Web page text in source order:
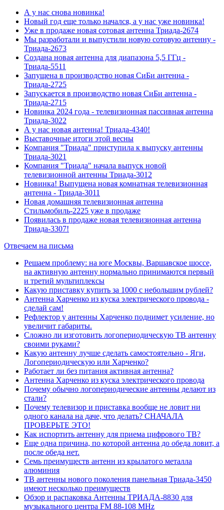
А у нас снова новинка!
Новый год еще только начался, а у нас уже новинка!
Уже в продаже новая сотовая антенна Триада-2674
Мы разработали и выпустили новую сотовую антенну -
Триада-2673
Создана новая антенна для диапазона 5,5 ГГц -
Триада-5511
Запущена в производство новая СиБи антенна -
Триада-2725
Запускается в производство новая СиБи антенна -
Триада-2715
Новинка 2024 года - телевизионная пассивная антенна
Триада-3022
А у нас новая антенна! Триада-4340!
Выставочные итоги этой весны
Компания "Триада" приступила к выпуску антенны
Триада-3021
Компания "Триада" начала выпуск новой
телевизионной антенны Триада-3012
Новинка! Выпущена новая комнатная телевизионная
антенна - Триада-3011
Новая домашняя телевизионная антенна
Стильмобиль-2225 уже в продаже
Появилась в продаже новая телевизионная антенна
Триада-3307!
Отвечаем на письма
Решаем проблему: на юге Москвы, Варшавское шоссе,
на активную антенну нормально принимаются первый
и третий мультиплексы
Какую приставку купить за 1000 с небольшим рублей?
Антенна Харченко из куска электрического провода -
сделай сам!
Рефлектор у антенны Харченко поднимет усиление, но
увеличит габариты.
Сложно ли изготовить логопериодическую ТВ антенну
своими руками?
Какую антенну лучше сделать самостоятельно - Яги,
Логопериодическую или Харченко?
Работает ли без питания активная антенна?
Антенна Харченко из куска электрического провода
Почему обычно логопериодические антенны делают из
стали?
Почему телевизор и приставка вообще не ловит ни
одного канала на даче, что делать? СНАЧАЛА
ПРОВЕРЬТЕ ЭТО!
Как испортить антенну для приема цифрового ТВ?
Еще одна причина, по которой антенна до обеда ловит, а
после обеда нет.
Семь преимуществ антенн из крылатого металла
алюминия
ТВ антенны нового поколения панельная Триада-3450
имеют несколько преимуществ
Обзор и распаковка Антенны ТРИАДА-8830 для
музыкального центра FM 88-108 MHz